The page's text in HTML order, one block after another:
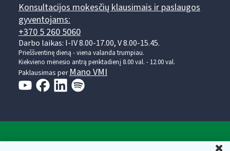
Konsultacijos mokesčių klausimais ir paslaugos
gyventojams:
+370 5 260 5060
Darbo laikas: I-IV 8.00-17.00, V 8.00-15.45.
Prieššventinę dieną - viena valanda trumpiau.
Kiekvieno mėnesio antrą penktadienį 8.00 val. - 12.00 val.
Paklausimas per Mano VMI